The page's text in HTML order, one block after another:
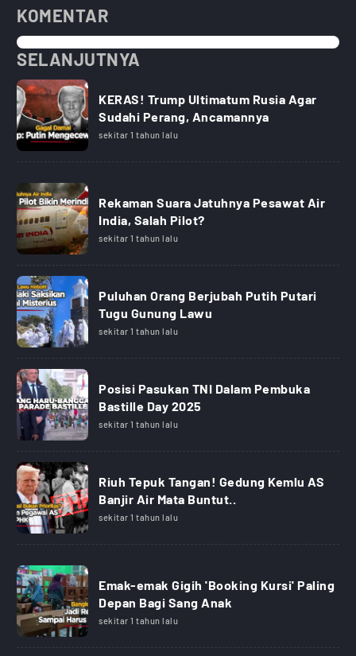
KOMENTAR
SELANJUTNYA
KERAS! Trump Ultimatum Rusia Agar
Sudahi Perang, Ancamannya
sekitar 1 tahun lalu
Rekaman Suara Jatuhnya Pesawat Air
India, Salah Pilot?
sekitar 1 tahun lalu
Puluhan Orang Berjubah Putih Putari
Tugu Gunung Lawu
sekitar 1 tahun lalu
Posisi Pasukan TNI Dalam Pembuka
Bastille Day 2025
sekitar 1 tahun lalu
Riuh Tepuk Tangan! Gedung Kemlu AS
Banjir Air Mata Buntut..
sekitar 1 tahun lalu
Emak-emak Gigih 'Booking Kursi' Paling
Depan Bagi Sang Anak
sekitar 1 tahun lalu